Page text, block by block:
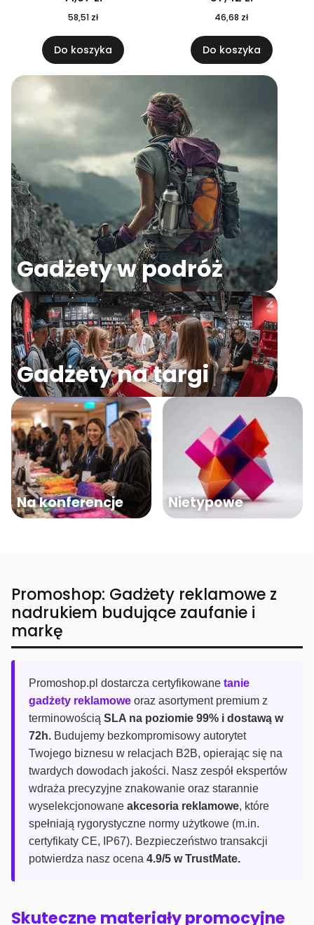
58,51 zł
Do koszyka
46,68 zł
Do koszyka
Gadżety w podróż
Gadżety na targi
Na konferencje Nietypowe
Promoshop: Gadżety reklamowe z
nadrukiem budujące zaufanie i
markę
Promoshop.pl dostarcza certyfikowane tanie
gadżety reklamowe oraz asortyment premium z
terminowością SLA na poziomie 99% i dostawą w
72h. Budujemy bezkompromisowy autorytet
Twojego biznesu w relacjach B2B, opierając się na
twardych dowodach jakości. Nasz zespół ekspertów
wdraża precyzyjne znakowanie oraz starannie
wyselekcjonowane akcesoria reklamowe, które
spełniają rygorystyczne normy użytkowe (m.in.
certyfikaty CE, IP67). Bezpieczeństwo transakcji
potwierdza nasz ocena 4.9/5 w TrustMate.
Skuteczne materiały promocyjne